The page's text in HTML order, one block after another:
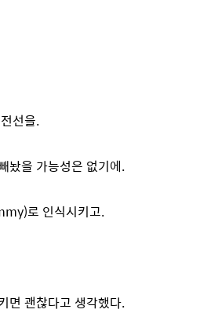
선을.
놨을 가능성은 없기에.
로 인식시키고.
면 괜찮다고 생각했다.